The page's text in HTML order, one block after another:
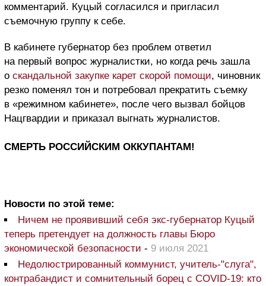
комментарий. Куцый согласился и пригласил
съемочную группу к себе.
В кабинете губернатор без проблем ответил
на первый вопрос журналистки, но когда речь зашла
о скандальной закупке карет скорой помощи, чиновник
резко поменял тон и потребовал прекратить съемку
в «режимном кабинете», после чего вызвал бойцов
Нацгвардии и приказал выгнать журналистов.
СМЕРТЬ РОССИЙСКИМ ОККУПАНТАМ!
Новости по этой теме:
Ничем не проявивший себя экс-губернатор Куцый
теперь претендует на должность главы Бюро
экономической безопасности - 9 июля 2021
Недолюстрированный коммунист, учитель-"слуга",
контрабандист и сомнительный борец с COVID-19: кто